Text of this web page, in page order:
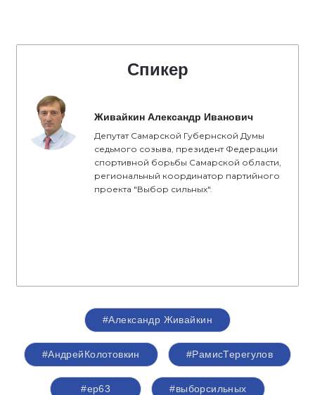
Спикер
Живайкин Александр Иванович
Депутат Самарской Губернской Думы
седьмого созыва, президент Федерации
спортивной борьбы Самарской области,
региональный координатор партийного
проекта "Выбор сильных".
#Александр Живайкин
#АндрейКолотовкин #РамисТерегулов
#ер63 #выборсильных